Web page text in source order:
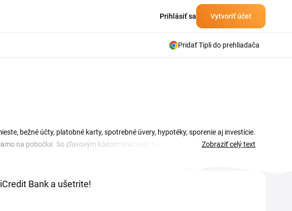
Prihlásiť sa Vytvoriť účet
Pridať Tipli do prehliadača
bežné účty, platobné karty, spotrebné úvery, hypotéky, sporenie aj investície.
na pobočke. So zľavovým kódom UniCredit Bank a aktuálnymi akciami na
Zobraziť celý text
Bank a ušetrite!